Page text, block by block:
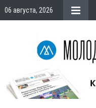
06 августа, 2026